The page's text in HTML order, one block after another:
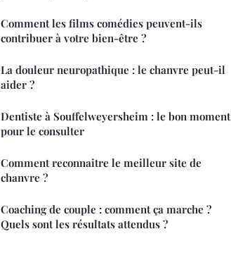
Comment les films comédies peuvent-ils
contribuer à votre bien-être ?
La douleur neuropathique : le chanvre peut-il
aider ?
Dentiste à Souffelweyersheim : le bon moment
pour le consulter
Comment reconnaitre le meilleur site de
chanvre ?
Coaching de couple : comment ça marche ?
Quels sont les résultats attendus ?